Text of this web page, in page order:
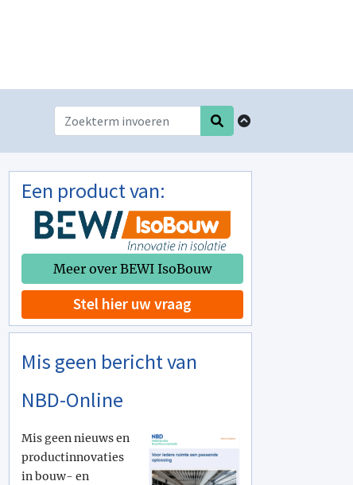
Een product van:
Meer over BEWI IsoBouw
Stel hier uw vraag
Mis geen bericht van
NBD-Online
Mis geen nieuws en
productinnovaties
in bouw- en